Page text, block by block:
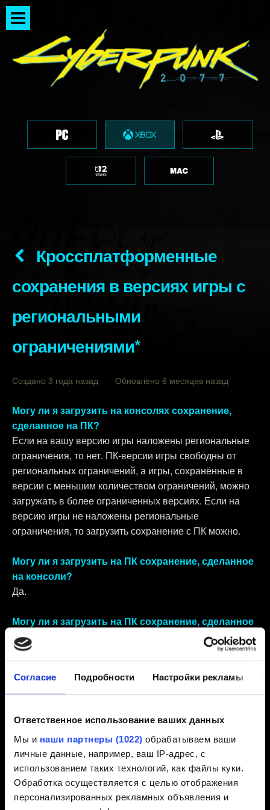
Согласие Подробности Настройки рекламы
Ответственное использование ваших данных
Мы и наши партнеры (1022) обрабатываем ваши
личные данные, например, ваш IP-адрес, с
использованием таких технологий, как файлы куки.
Обработка осуществляется с целью отображения
персонализированных рекламных объявления и
Кроссплатформенные
сохранения в версиях игры с
региональными
ограничениями*
Создано 3 года назад Обновлено 6 месяцев назад
Могу ли я загрузить на консолях сохранение,
сделанное на ПК?
Если на вашу версию игры наложены региональные
ограничения, то нет. ПК-версии игры свободны от
региональных ограничений, а игры, сохранённые в
версии с меньшим количеством ограничений, можно
загружать в более ограниченных версиях. Если на
версию игры не наложены региональные
ограничения, то загрузить сохранение с ПК можно.
Могу ли я загрузить на ПК сохранение, сделанное
на консоли?
Да.
Могу ли я загрузить на ПК сохранение, сделанное
на другом ПК?
Да.
Могу ли я загрузить на консоли сохранение,
сделанное на другой консоли?
региональных ограничений, его нельзя загрузить в
версии с региональными ограничениями. Тем не
менее, оно совместимо с другими неограниченными
версиями игры.
Сохранения, сделанные в версии с региональными